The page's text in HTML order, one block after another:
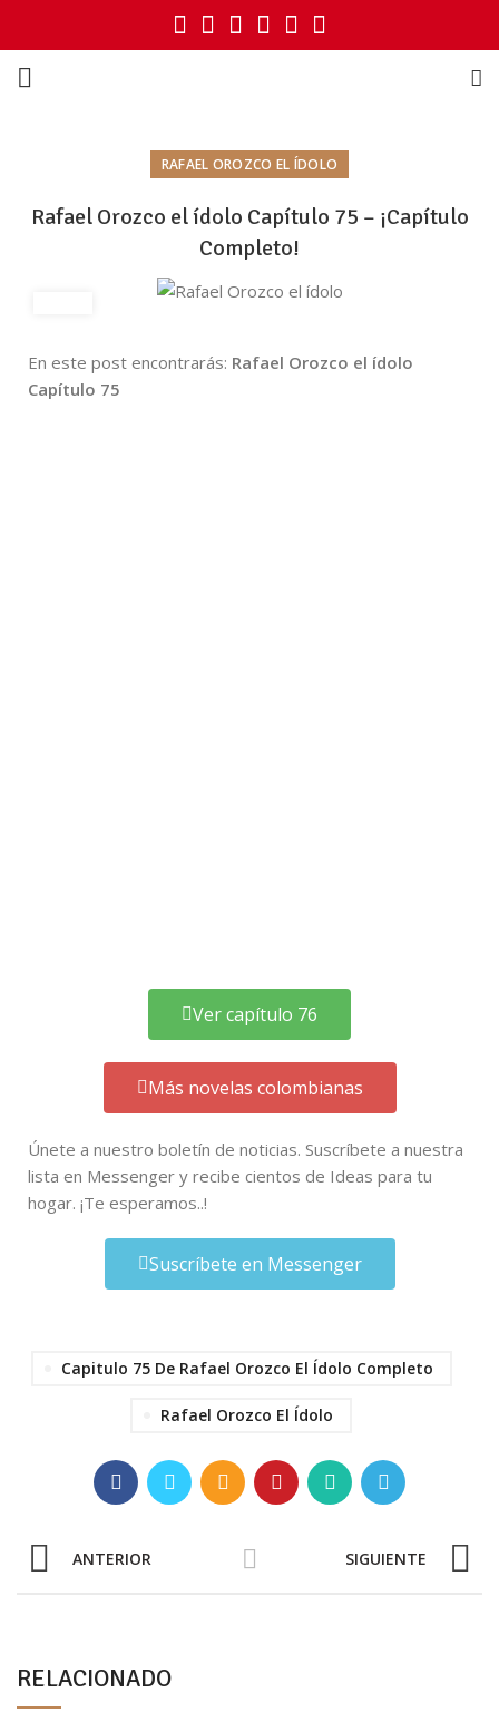
RAFAEL OROZCO EL ÍDOLO
Rafael Orozco el ídolo Capítulo 75 – ¡Capítulo
Completo!
En este post encontrarás: Rafael Orozco el ídolo
Capítulo 75
Ver capítulo 76
Más novelas colombianas
Únete a nuestro boletín de noticias. Suscríbete a nuestra
lista en Messenger y recibe cientos de Ideas para tu
hogar. ¡Te esperamos..!
Suscríbete en Messenger
Capitulo 75 De Rafael Orozco El Ídolo Completo
Rafael Orozco El Ídolo
ANTERIOR SIGUIENTE
RELACIONADO